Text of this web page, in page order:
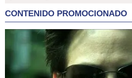
CONTENIDO PROMOCIONADO